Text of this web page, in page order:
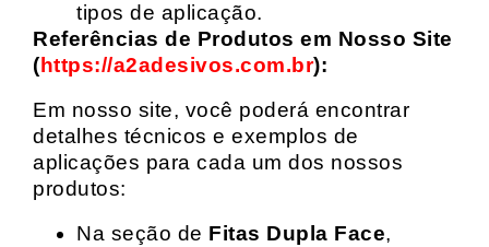
tipos de aplicação.
Referências de Produtos em Nosso Site
(https://a2adesivos.com.br):
Em nosso site, você poderá encontrar
detalhes técnicos e exemplos de
aplicações para cada um dos nossos
produtos:
Na seção de Fitas Dupla Face,